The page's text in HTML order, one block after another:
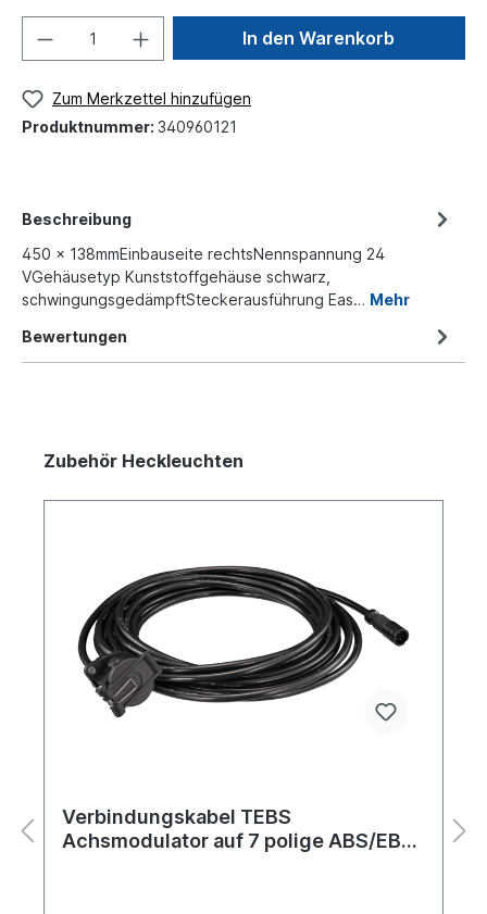
In den Warenkorb
Zum Merkzettel hinzufügen
Produktnummer: 340960121
Beschreibung
450 x 138mmEinbauseite rechtsNennspannung 24
VGehäusetyp Kunststoffgehäuse schwarz,
schwingungsgedämpftSteckerausführung Eas… Mehr
Bewertungen
Zubehör Heckleuchten
Verbindungskabel TEBS
Achsmodulator auf 7 polige ABS/EBS